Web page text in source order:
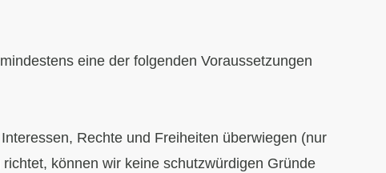
eine der folgenden Voraussetzungen
Rechte und Freiheiten überwiegen (nur
können wir keine schutzwürdigen Gründe